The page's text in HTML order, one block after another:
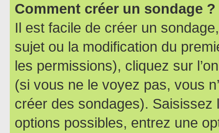
Comment créer un sondage ?
Il est facile de créer un
sujet ou la modification du
les permissions), cliquez sur
(si vous ne le voyez pas, vous
créer des sondages).
options possibles, entrez une